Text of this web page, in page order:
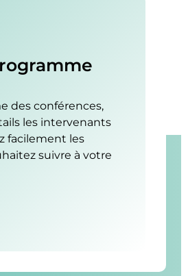
des conférences,
les intervenants
facilement les
suivre à votre